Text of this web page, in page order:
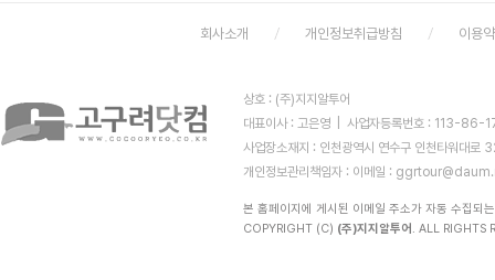
회사소개 개인정보취급방침 이용
상호 : (주)지지알투어
대표이사 : 고은영 | 사업자등록번호 : 113-
사업장소재지 : 인천광역시 연수구 인천타
개인정보관리책임자 : 이메일 :
본 홈페이지에 게시된 이메일 주소가 자동 수집되
COPYRIGHT (C) (주)지지알투어. ALL RIGHTS